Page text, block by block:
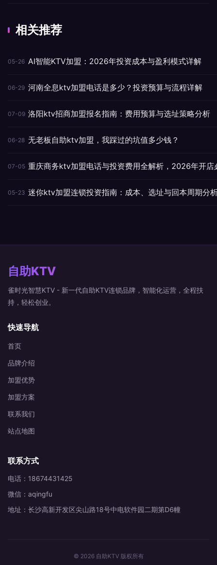
相关推荐
05-26 AI智能KTV加盟：2026年投资成本与盈利模式详解
06-29 河南全息ktv加盟电话是多少？投资预算与流程详解
07-09 洛阳ktv招商加盟报名指南：费用预算与选址策略分析
06-28 无老板自助ktv加盟，我踩过的坑值多少钱？
07-05 重庆商务ktv加盟电话与投资费用全解析，2026年开店
05-23 迷你ktv加盟连锁投资指南：成本、选址与回本周期分
自助KTV
雀时光智慧KTV - 新一代自助KTV连锁品牌，智能化运营，全程扶
持，轻松创业。
快速导航
首页
品牌介绍
加盟优势
加盟方案
联系我们
站点地图
联系方式
电话：18674431425
微信：aqingfu
地址：长沙高新开发区尖山路18号中电软件园二期第D6幢
© 2026 自助KTV 版权所有